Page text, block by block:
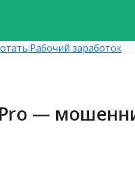
Рабочий заработок
—